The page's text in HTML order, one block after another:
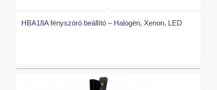
HBA18A fényszóró beállító – Halogén, Xenon, LED